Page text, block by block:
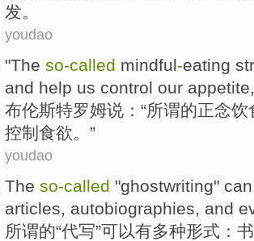
发。
youdao
"The so-called mindful-eating
and help us control our appetite
布伦斯特罗姆说 ：“所谓的正念饮
控制 食欲。”
youdao
The so-called "ghostwriting" can
articles, autobiographies, and
所谓的“代写”可以有多种形式 ：